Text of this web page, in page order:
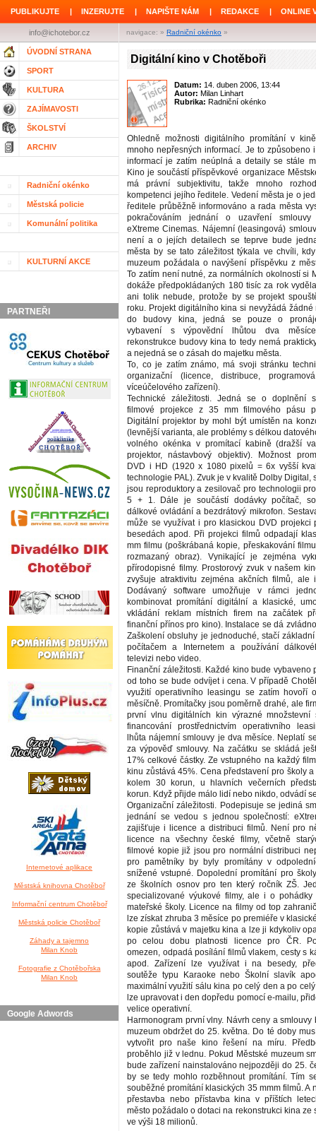
PUBLIKUJTE | INZERUJTE | NAPIŠTE NÁM | REDAKCE | ONLINE
navigace: » Radniční okénko »
info@ichotebor.cz
ÚVODNÍ STRANA
SPORT
KULTURA
ZAJÍMAVOSTI
ŠKOLSTVÍ
ARCHIV
Radniční okénko
Městská policie
Komunální politika
KULTURNÍ AKCE
PARTNEŘI
Internetové aplikace
Městská knihovna Chotěboř
Informační centrum Chotěboř
Městská policie Chotěboř
Záhady a tajemno
Milan Knob
Fotografie z Chotěbořska
Milan Knob
Google Adwords
Digitální kino v Chotěboři
Datum: 14. duben 2006, 13:44
Autor: Milan Linhart
Rubrika: Radniční okénko
Ohledně možnosti digitálního promítání v
mnoho nepřesných informací. Je to způsobeno
informací je zatím neúplná a detaily se stále
Kino je součástí příspěvkové organizace
má právní subjektivitu, takže mnoho
kompetenci jejího ředitele. Vedení města je o
ředitele průběžně informováno a rada města
pokračováním jednání o uzavření
eXtreme Cinemas. Nájemní (leasingová)
není a o jejích detailech se teprve bude
města by se tato záležitost týkala ve chvíli,
muzeum požádala o navýšení příspěvku z
To zatím není nutné, za normálních okolností si
dokáže předpokládaných 180 tisíc za rok
ani tolik nebude, protože by se projekt
roku. Projekt digitálního kina si nevyžádá žádné
do budovy kina, jedná se pouze o
vybavení s výpovědní lhůtou dva
rekonstrukce budovy kina to tedy nemá
a nejedná se o zásah do majetku města.
To, co je zatím známo, má svoji stránku
organizační (licence, distribuce,
víceúčelového zařízení).
Technické záležitosti. Jedná se o doplnění
filmové projekce z 35 mm filmového pásu
Digitální projektor by mohl být umístěn na
(levnější varianta, ale problémy s délkou
volného okénka v promítací kabině (dražší
projektor, nástavbový objektiv). Možnost
DVD i HD (1920 x 1080 pixelů = 6x vyšší
technologie PAL). Zvuk je v kvalitě Dolby Digital,
jsou reproduktory a zesilovač pro technologii
5 + 1. Dále je součástí dodávky počítač,
dálkové ovládání a bezdrátový mikrofon.
může se využívat i pro klasickou DVD projekci
besedách apod. Při projekci filmů odpadají
mm filmu (poškrábaná kopie, přeskakování
rozmazaný obraz). Vynikající je zejména
přírodopisné filmy. Prostorový zvuk v našem
zvyšuje atraktivitu zejména akčních filmů, ale
Dodávaný software umožňuje v rámci
kombinovat promítání digitální a klasické,
vkládání reklam místních firem na začátek
finanční přínos pro kino). Instalace se dá
Zaškolení obsluhy je jednoduché, stačí
počítačem a Internetem a používání
televizi nebo video.
Finanční záležitosti. Každé kino bude vybaveno
od toho se bude odvíjet i cena. V případě
využití operativního leasingu se zatím hovoří
měsíčně. Promítačky jsou poměrně drahé, ale
první vlnu digitálních kin výrazné
financování prostřednictvím operativního
lhůta nájemní smlouvy je dva měsíce. Neplatí
za výpověď smlouvy. Na začátku se skládá
17% celkové částky. Ze vstupného na každý
kinu zůstává 45%. Cena představení pro školy
kolem 30 korun, u hlavních večerních
korun. Když přijde málo lidí nebo nikdo, odvádí
Organizační záležitosti. Podepisuje se jediná
jednání se vedou s jednou společností:
zajišťuje i licence a distribuci filmů. Není pro
licence na všechny české filmy, včetně
filmové kopie již jsou pro normální distribuci
pro pamětníky by byly promítány v
snížené vstupné. Dopolední promítání pro
ze školních osnov pro ten který ročník ZŠ.
specializované výukové filmy, ale i o
mateřské školy. Licence na filmy od top
lze získat zhruba 3 měsíce po premiéře v
kopie zůstává v majetku kina a lze ji kdykoliv
po celou dobu platnosti licence pro ČR.
omezen, odpadá posílání filmů vlakem, cesty s
apod. Zařízení lze využívat i na besedy,
soutěže typu Karaoke nebo Školní slavík
maximální využití sálu kina po celý den a po
lze upravovat i den dopředu pomocí e-mailu,
velice operativní.
Harmonogram první vlny. Návrh ceny a smlouvy
muzeum obdržet do 25. května. Do té doby
vytvořit pro naše kino řešení na míru.
proběhlo již v lednu. Pokud Městské muzeum
bude zařízení nainstalováno nejpozději do 25.
by se tedy mohlo rozběhnout promítání. Tím
souběžné promítání klasických 35 mmm filmů. A
přestavba nebo přístavba kina v příštích
město požádalo o dotaci na rekonstrukci kina ze
ve výši 18 milionů.